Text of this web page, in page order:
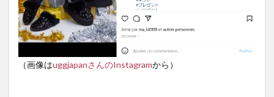
（画像はuggjapanさんのInstagramから）